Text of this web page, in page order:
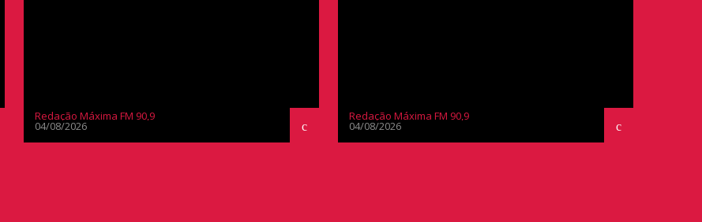
Redação Máxima FM 90,9
04/08/2026
Redação Máxima FM 90,9
04/08/2026